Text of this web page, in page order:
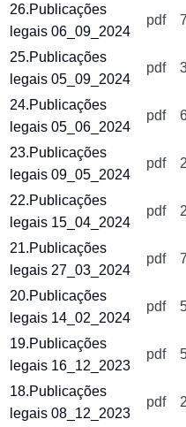
26.Publicações
legais 06_09_2024
pdf
25.Publicações
legais 05_09_2024
pdf
24.Publicações
legais 05_06_2024
pdf
23.Publicações
legais 09_05_2024
pdf
22.Publicações
legais 15_04_2024
pdf
21.Publicações
legais 27_03_2024
pdf
20.Publicações
legais 14_02_2024
pdf
19.Publicações
legais 16_12_2023
pdf
18.Publicações
legais 08_12_2023
pdf